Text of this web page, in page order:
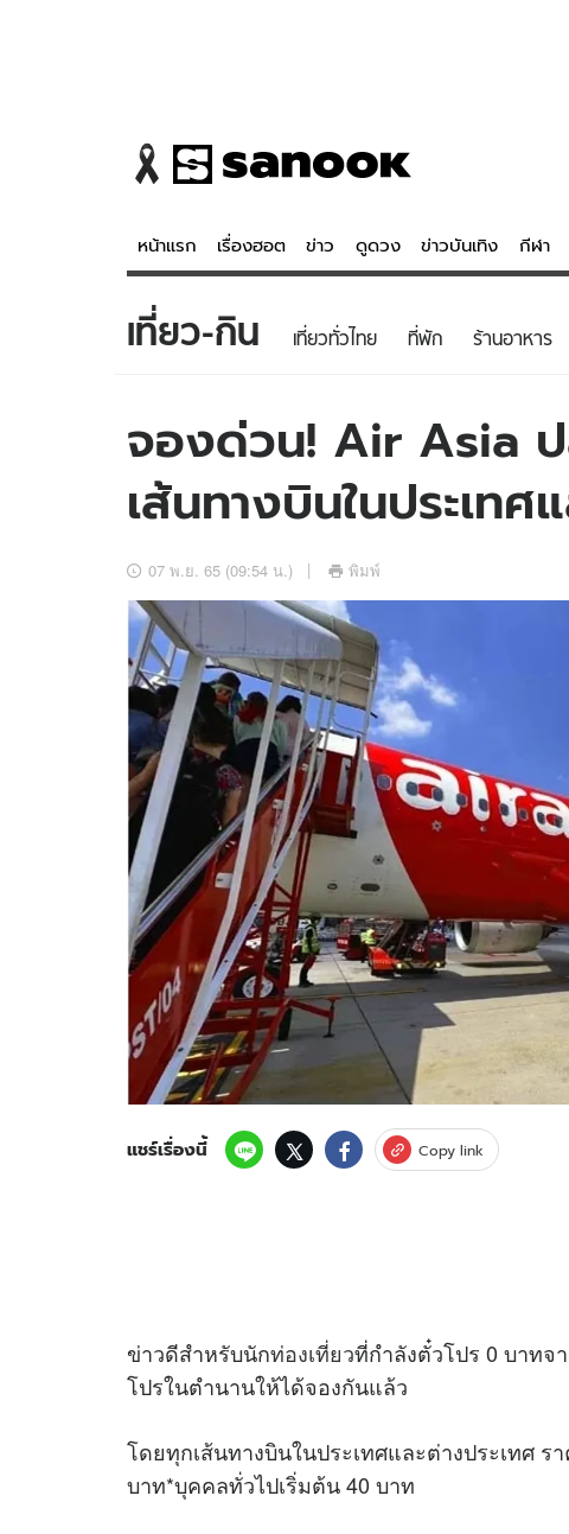
หน้าแรก เรื่องฮอต ข่าว ดูดวง ข่าวบันเทิง กีฬา
ข่าว
ข่าวบันเทิง
ข่าวกีฬา
ข่าวเศรษฐกิจ
อัปเดตจีน
เช็กข่าวชัวร์
ดูดวง - ตรว
สถิติหวยไทย
หวยลาว
ดาวน์โหลดสนุกแอปฟรี ติดตามสนุกโซเชียลได้ที่
สงวนลิขสิทธิ์ ©2569 บริษัท อิมเมจ ฟิวเจอร์ (ประเทศไทย) จำกัด
เที่ยว-กิน เที่ยวทั่วไทย ที่พัก ร้านอาหาร
จองด่วน! Air Asia
เส้นทางบินในประเทศ
07 พ.ย. 65 (09:54 น.) พิมพ์
แชร์เรื่องนี้ Copy link
ข่าวดีสำหรับนักท่องเที่ยวที่กำลังตั๋วโปร 0 บาทจ
โปรในตำนานให้ได้จองกันแล้ว
โดยทุกเส้นทางบินในประเทศและต่างประเทศ ร
บาท*บุคคลทั่วไปเริ่มต้น 40 บาท